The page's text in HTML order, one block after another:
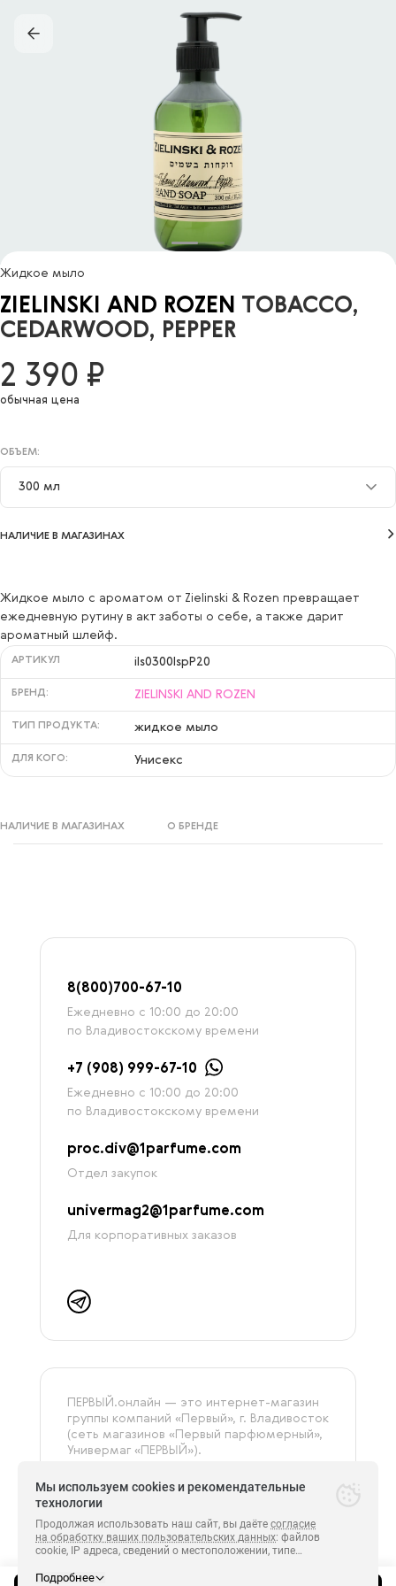
Жидкое мыло
ZIELINSKI AND ROZEN TOBACCO,
CEDARWOOD, PEPPER
ОБЪЕМ:
300 мл
300 мл
2 390 ₽
обычная цена
НАЛИЧИЕ В МАГАЗИНАХ
Жидкое мыло с ароматом от Zielinski & Rozen превращает
ежедневную рутину в акт заботы о себе, а также дарит
ароматный шлейф.
АРТИКУЛ ils0300lspP20
БРЕНД: ZIELINSKI AND ROZEN
ТИП ПРОДУКТА: жидкое мыло
ДЛЯ КОГО: Унисекс
НАЛИЧИЕ В МАГАЗИНАХ О БРЕНДЕ
8(800)700-67-10
Ежедневно с 10:00 до 20:00
по Владивостокскому времени
+7 (908) 999-67-10
Ежедневно с 10:00 до 20:00
по Владивостокскому времени
proc.div@1parfume.com
Отдел закупок
univermag2@1parfume.com
Для корпоративных заказов
ПЕРВЫЙ.онлайн — это интернет-магазин
группы компаний «‎Первый», г. Владивосток
(сеть магазинов «Первый парфюмерный»,
Универмаг «ПЕРВЫЙ»).
оригинальная и сертифицированная
продукция.
Все права защищены.
ПЕРВЫЙ 2014-2026.
Мы используем cookies и рекомендательные
технологии
Продолжая использовать наш сайт, вы даёте согласие
на обработку ваших пользовательских данных: файлов
cookie, IP адреса, сведений о местоположении, типе
с которых были совершены переходы на сайт
Подробнее